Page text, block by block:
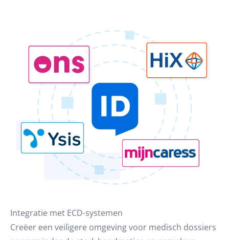
Integratie met ECD-systemen
Creëer een veiligere omgeving voor medisch dossiers